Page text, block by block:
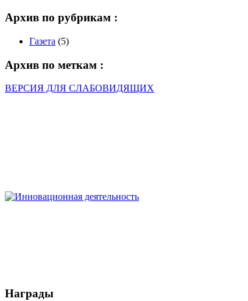
Архив по рубрикам :
Газета (5)
Архив по меткам :
ВЕРСИЯ ДЛЯ СЛАБОВИДЯЩИХ
Награды